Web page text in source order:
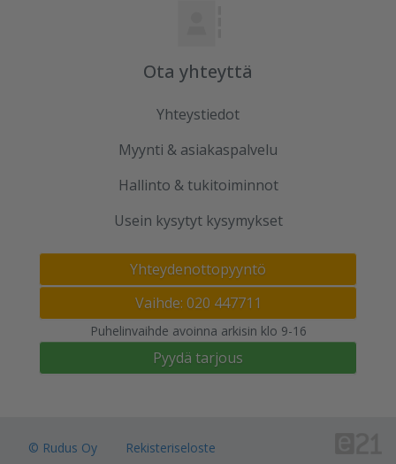
Ota yhteyttä
Yhteystiedot
Myynti & asiakaspalvelu
Hallinto & tukitoiminnot
Usein kysytyt kysymykset
Yhteydenottopyyntö
Vaihde: 020 447711
Puhelinvaihde avoinna arkisin klo 9-16
Pyydä tarjous
© Rudus Oy Rekisteriseloste